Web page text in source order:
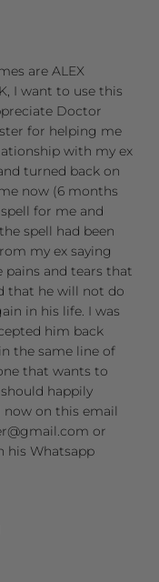
are ALEX
I want to use this
Doctor
for helping me
with my ex
turned back on
now (6 months
for me and
spell had been
my ex saying
pains and tears that
that he will not do
in his life. I was
him back
the same line of
that wants to
happily
on this email
or
his Whatsapp